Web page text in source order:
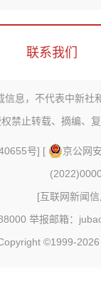
联系我们
信息，不代表中新社
禁止转载、摘编、
号] [
京公网
[互联网新闻
举报邮箱：
©1999-